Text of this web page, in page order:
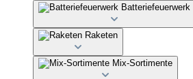
Batteriefeuerwerk
Raketen
Mix-Sortimente